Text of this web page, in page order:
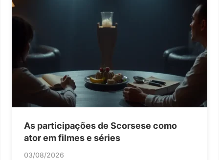
As participações de Scorsese como
ator em filmes e séries
03/08/2026